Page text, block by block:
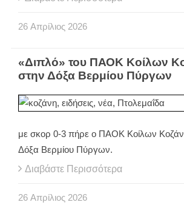
26 Απρίλιος 2026
«Διπλό» του ΠΑΟΚ Κοίλων
στην Δόξα Βερμίου Πύργων
με σκορ 0-3 πήρε ο ΠΑΟΚ Κοίλων
Δόξα Βερμίου Πύργων.
Διαβάστε Περισσότερα
26 Απρίλιος 2026